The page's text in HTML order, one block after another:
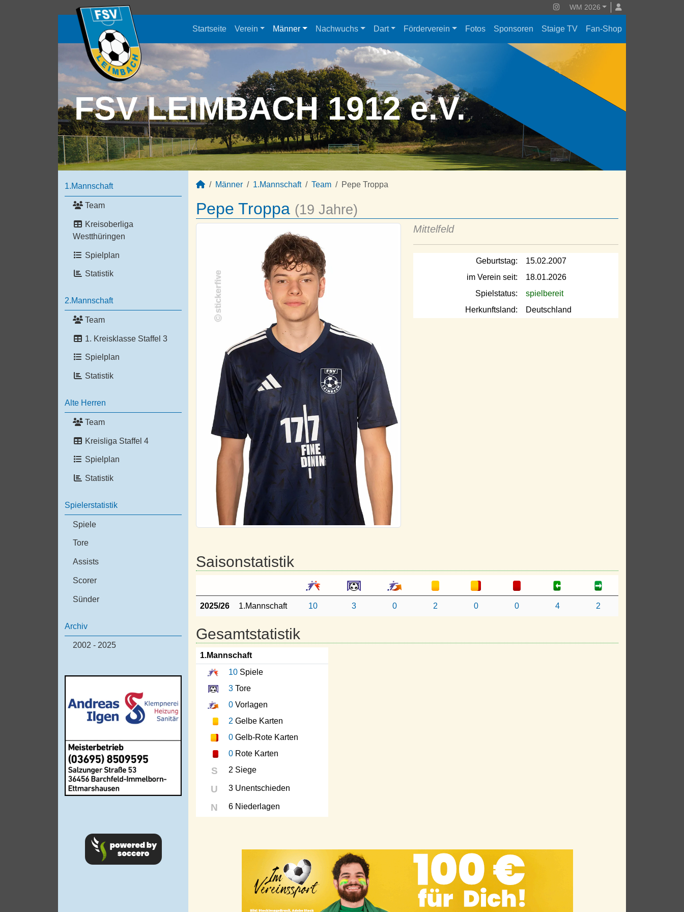
WM 2026
Startseite Verein Männer Nachwuchs Dart Förderverein Fotos Sponsoren Staige TV Fan-Shop
FSV LEIMBACH 1912 e.V.
1.Mannschaft
Team
Kreisoberliga
Westthüringen
Spielplan
Statistik
2.Mannschaft
Team
1. Kreisklasse Staffel 3
Spielplan
Statistik
Alte Herren
Team
Kreisliga Staffel 4
Spielplan
Statistik
Spielerstatistik
Spiele
Tore
Assists
Scorer
Sünder
Archiv
2002 - 2025
Männer 1.Mannschaft Team Pepe Troppa
Pepe Troppa (19 Jahre)
Mittelfeld
Geburtstag:
15.02.2007
im Verein seit:
18.01.2026
Spielstatus:
spielbereit
Herkunftsland:
Deutschland
Saisonstatistik
2025/26 1.Mannschaft 10 3 0 2 0 0 4 2
Gesamtstatistik
1.Mannschaft
10 Spiele
3 Tore
0 Vorlagen
2 Gelbe Karten
0 Gelb-Rote Karten
0 Rote Karten
S 2 Siege
U 3 Unentschieden
N 6 Niederlagen